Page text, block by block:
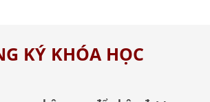
KÝ KHÓA HỌC